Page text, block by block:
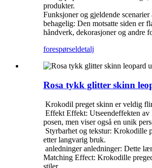
produkter. ‌
Funksjoner og gjeldende
behagelig: Den motsatte siden er
håndverk, dekorasjoner og andre
forespørseldetalj
Rosa tykk glitter skinn
Krokodil preget skinn er veldig
Effekt Effekt‌: Utseendeffekten
posen, men viser også en unik
Styrbarhet og tekstur‌: Krokodille
etter langvarig bruk.
anledninger anledninger‌: Dette
‌Matching Effect‌: Krokodille
stiler.